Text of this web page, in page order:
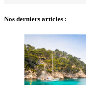
Nos derniers articles :